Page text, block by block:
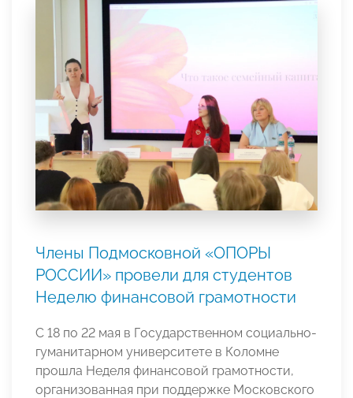
Члены Подмосковной «ОПОРЫ
РОССИИ» провели для студентов
Неделю финансовой грамотности
C 18 по 22 мая в Государственном социально-
гуманитарном университете в Коломне
прошла Неделя финансовой грамотности,
организованная при поддержке Московского